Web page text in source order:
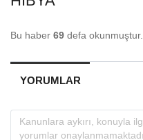
Bu haber 69 defa okunmuştur.
YORUMLAR